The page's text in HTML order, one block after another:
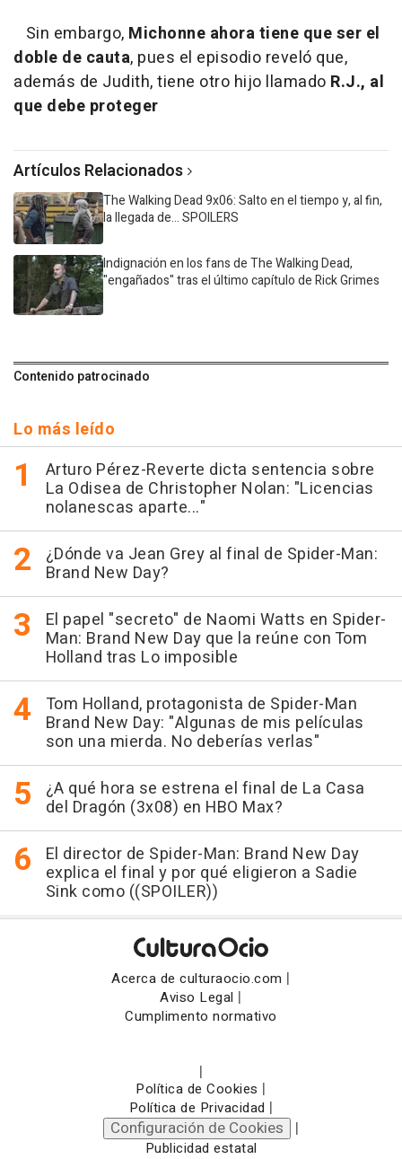
Sin embargo, Michonne ahora tiene que ser el
doble de cauta, pues el episodio reveló que,
además de Judith, tiene otro hijo llamado R.J., al
que debe proteger
Artículos Relacionados
The Walking Dead 9x06: Salto en el tiempo y, al fin,
la llegada de... SPOILERS
Indignación en los fans de The Walking Dead,
"engañados" tras el último capítulo de Rick Grimes
Contenido patrocinado
Lo más leído
Arturo Pérez-Reverte dicta sentencia sobre
La Odisea de Christopher Nolan: "Licencias
nolanescas aparte..."
¿Dónde va Jean Grey al final de Spider-Man:
Brand New Day?
El papel "secreto" de Naomi Watts en Spider-
Man: Brand New Day que la reúne con Tom
Holland tras Lo imposible
Tom Holland, protagonista de Spider-Man
Brand New Day: "Algunas de mis películas
son una mierda. No deberías verlas"
¿A qué hora se estrena el final de La Casa
del Dragón (3x08) en HBO Max?
El director de Spider-Man: Brand New Day
explica el final y por qué eligieron a Sadie
Sink como ((SPOILER))
Acerca de culturaocio.com |
Aviso Legal |
Cumplimento normativo
|
Política de Cookies |
Política de Privacidad |
Configuración de Cookies |
Publicidad estatal